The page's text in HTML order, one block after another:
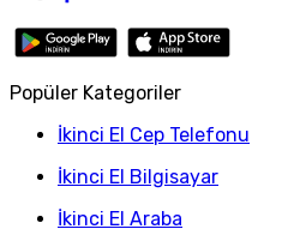
Popüler Kategoriler
İkinci El Cep Telefonu
İkinci El Bilgisayar
İkinci El Araba